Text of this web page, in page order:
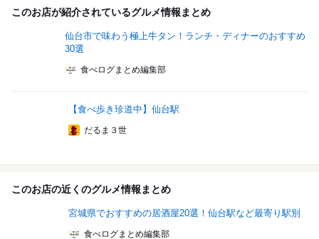
このお店が紹介されているグルメ情報まとめ
仙台市で味わう極上牛タン！ランチ・ディナーのおすすめ
30選
食べログまとめ編集部
【食べ歩き珍道中】仙台駅
だるま３世
このお店の近くのグルメ情報まとめ
宮城県でおすすめの居酒屋20選！仙台駅など最寄り駅別
食べログまとめ編集部